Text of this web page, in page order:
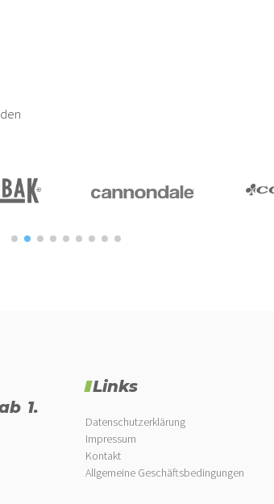
1.
Links
Datenschutzerklärung
Impressum
Kontakt
Allgemeine Geschäftsbedingungen